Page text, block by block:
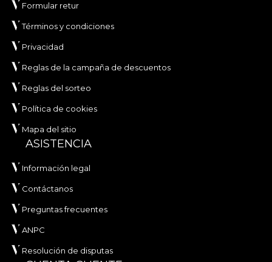
Formular retur
Términos y condiciones
Privacidad
Reglas de la campaña de descuentos
Reglas del sorteo
Política de cookies
Mapa del sitio
ASISTENCIA
Información legal
Contáctanos
Preguntas frecuentes
ANPC
Resolución de disputas